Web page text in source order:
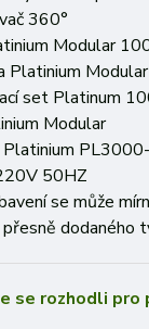
360°
Modular
Platinium
set Platinum
Modular
Platinium
50HZ
se může
dodaného
se rozhodli pro